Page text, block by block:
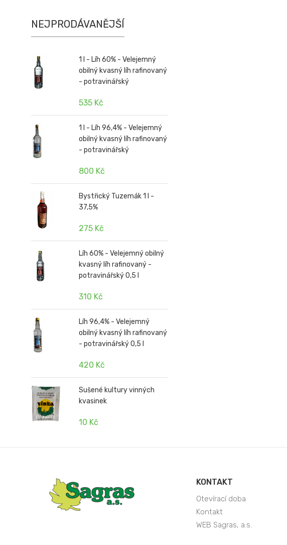
NEJPRODÁVANĚJŠÍ
1 l - Líh 60% - Velejemný
obilný kvasný líh rafinovaný
- potravinářský
535 Kč
1 l - Líh 96,4% - Velejemný
obilný kvasný líh rafinovaný
- potravinářský
800 Kč
Bystřický Tuzemák 1 l -
37,5%
275 Kč
Líh 60% - Velejemný obilný
kvasný líh rafinovaný -
potravinářský 0,5 l
310 Kč
Líh 96,4% - Velejemný
obilný kvasný líh rafinovaný
- potravinářský 0,5 l
420 Kč
Sušené kultury vinných
kvasinek
10 Kč
KONTAKT
Otevírací doba
Kontakt
WEB Sagras, a.s.